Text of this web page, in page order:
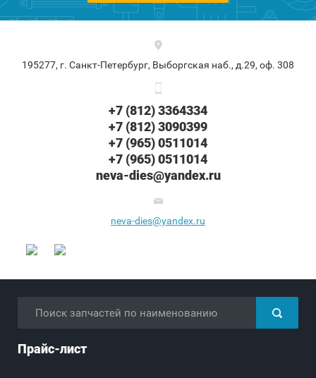
195277, г. Санкт-Петербург, Выборгская наб., д.29, оф. 308
+7 (812) 3364334
+7 (812) 3090399
+7 (965) 0511014
+7 (965) 0511014
neva-dies@yandex.ru
neva-dies@yandex.ru
Прайс-лист